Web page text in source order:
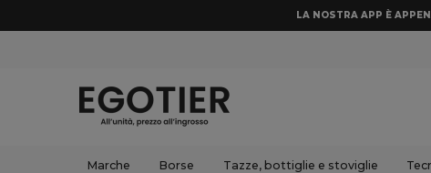
LA NOSTRA APP È
Marche Borse Tazze, bottiglie e stoviglie